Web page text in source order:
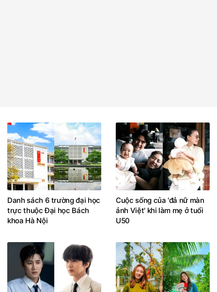
Danh sách 6 trường đại học
trực thuộc Đại học Bách
khoa Hà Nội
Cuộc sống của 'đả nữ màn
ảnh Việt' khi làm mẹ ở tuổi
U50